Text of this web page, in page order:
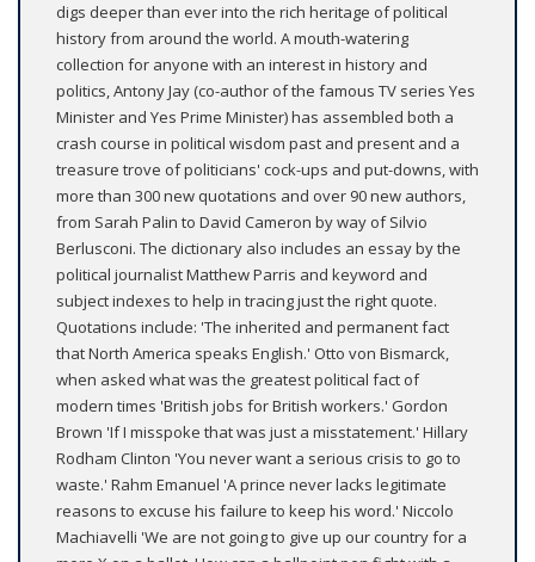
digs deeper than ever into the rich heritage of political
history from around the world. A mouth-watering
collection for anyone with an interest in history and
politics, Antony Jay (co-author of the famous TV series Yes
Minister and Yes Prime Minister) has assembled both a
crash course in political wisdom past and present and a
treasure trove of politicians' cock-ups and put-downs, with
more than 300 new quotations and over 90 new authors,
from Sarah Palin to David Cameron by way of Silvio
Berlusconi. The dictionary also includes an essay by the
political journalist Matthew Parris and keyword and
subject indexes to help in tracing just the right quote.
Quotations include: 'The inherited and permanent fact
that North America speaks English.' Otto von Bismarck,
when asked what was the greatest political fact of
modern times 'British jobs for British workers.' Gordon
Brown 'If I misspoke that was just a misstatement.' Hillary
Rodham Clinton 'You never want a serious crisis to go to
waste.' Rahm Emanuel 'A prince never lacks legitimate
reasons to excuse his failure to keep his word.' Niccolo
Machiavelli 'We are not going to give up our country for a